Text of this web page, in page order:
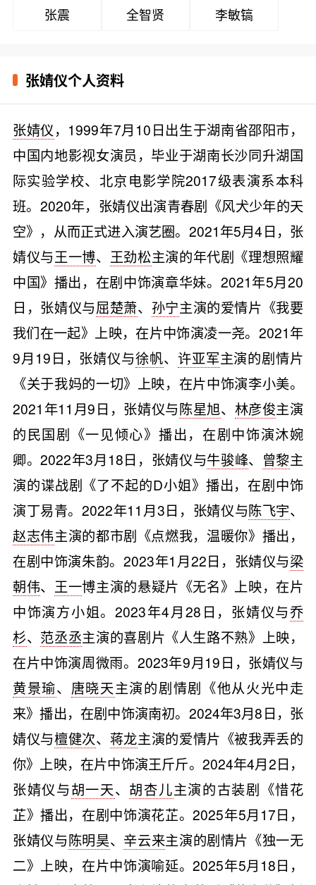
张震
全智贤 李敏镐
张婧仪个人资料
张婧仪，1999年7月10日出生于湖南省邵阳市，
中国内地影视女演员，毕业于湖南长沙同升湖国
际实验学校、北京电影学院2017级表演系本科
班。2020年，张婧仪出演青春剧《风犬少年的天
空》，从而正式进入演艺圈。2021年5月4日，张
婧仪与王一博、 王劲松主演的年代剧《理想照耀
中国》播出，在剧中饰演章华妹。2021年5月20
日，张婧仪与屈楚萧、 孙宁主演的爱情片《我要
我们在一起》上映，在片中饰演凌一尧。2021年
9月19日，张婧仪与徐帆、 许亚军主演的剧情片
《关于我妈的一切》上映，在片中饰演李小美。
2021年11月9日，张婧仪与陈星旭、 林彦俊主演
的民国剧《一见倾心》播出，在剧中饰演沐婉
卿。2022年3月18日，张婧仪与牛骏峰、 曾黎主
演的谍战剧《了不起的D小姐》播出，在剧中饰
演丁易青。2022年11月3日，张婧仪与陈飞宇、
赵志伟主演的都市剧《点燃我，温暖你》播出，
在剧中饰演朱韵。2023年1月22日，张婧仪与梁
朝伟、 王一博主演的悬疑片《无名》上映，在片
中饰演方小姐。2023年4月28日，张婧仪与乔
杉、 范丞丞主演的喜剧片《人生路不熟》上映，
在片中饰演周微雨。2023年9月19日，张婧仪与
黄景瑜、 唐晓天主演的剧情剧《他从火光中走
来》播出，在剧中饰演南初。2024年3月8日，张
婧仪与檀健次、 蒋龙主演的爱情片《被我弄丢的
你》上映，在片中饰演王斤斤。2024年4月2日，
张婧仪与胡一天、 胡杏儿主演的古装剧《惜花
芷》播出，在剧中饰演花芷。2025年5月17日，
张婧仪与陈明昊、 辛云来主演的剧情片《独一无
二》上映，在片中饰演喻延。2025年5月18日，